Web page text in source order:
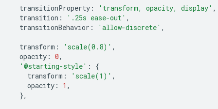
transitionProperty : 'transform, opacity, display' ,
transition : '.25s ease-out' ,
transitionBehavior : 'allow-discrete' ,
transform : 'scale(0.8)' ,
opacity : 0,
'@starting-style' :
{
transform : 'scale(1)' ,
opacity : 1 ,
},